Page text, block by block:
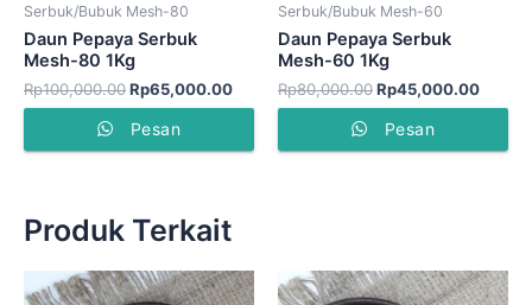
Serbuk/Bubuk Mesh-80
Daun Pepaya Serbuk
Mesh-80 1Kg
Rp100,000.00Rp65,000.00
Pesan
Serbuk/Bubuk Mesh-60
Daun Pepaya Serbuk
Mesh-60 1Kg
Rp80,000.00Rp45,000.00
Pesan
Produk Terkait